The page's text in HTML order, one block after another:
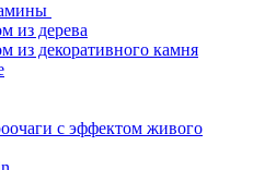
из дерева
из декоративного камня
с эффектом живого